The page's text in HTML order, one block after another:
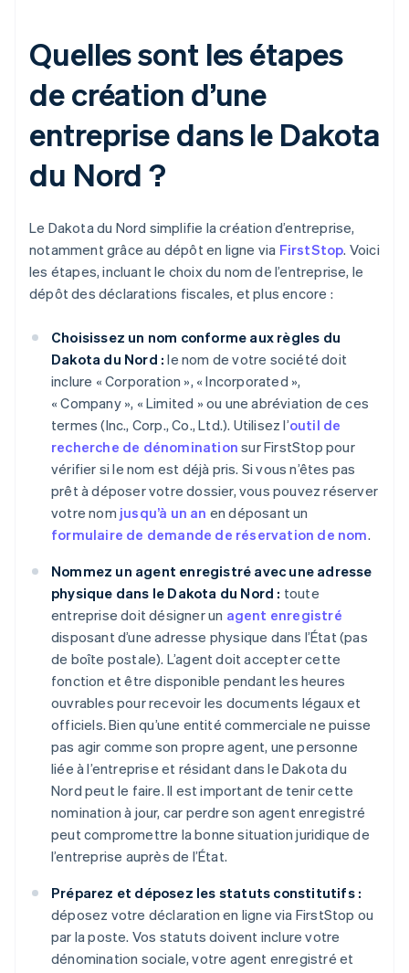
Quelles sont les étapes
de création d’une
entreprise dans le Dakota
du Nord ?
Le Dakota du Nord simplifie la création d’entreprise,
notamment grâce au dépôt en ligne via FirstStop. Voici
les étapes, incluant le choix du nom de l’entreprise, le
dépôt des déclarations fiscales, et plus encore :
Choisissez un nom conforme aux règles du
Dakota du Nord : le nom de votre société doit
inclure « Corporation », « Incorporated »,
« Company », « Limited » ou une abréviation de ces
termes (Inc., Corp., Co., Ltd.). Utilisez l’outil de
recherche de dénomination sur FirstStop pour
vérifier si le nom est déjà pris. Si vous n’êtes pas
prêt à déposer votre dossier, vous pouvez réserver
votre nom jusqu’à un an en déposant un
formulaire de demande de réservation de nom.
Nommez un agent enregistré avec une adresse
physique dans le Dakota du Nord : toute
entreprise doit désigner un agent enregistré
disposant d’une adresse physique dans l’État (pas
de boîte postale). L’agent doit accepter cette
fonction et être disponible pendant les heures
ouvrables pour recevoir les documents légaux et
officiels. Bien qu’une entité commerciale ne puisse
pas agir comme son propre agent, une personne
liée à l’entreprise et résidant dans le Dakota du
Nord peut le faire. Il est important de tenir cette
nomination à jour, car perdre son agent enregistré
peut compromettre la bonne situation juridique de
l’entreprise auprès de l’État.
Préparez et déposez les statuts constitutifs :
déposez votre déclaration en ligne via FirstStop ou
par la poste. Vos statuts doivent inclure votre
dénomination sociale, votre agent enregistré et